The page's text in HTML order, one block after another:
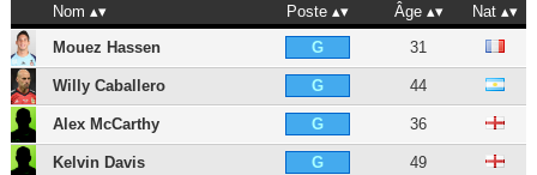
Nom Poste Âge
Nat
Mouez Hassen
G 31
Willy Caballero G 44
Alex McCarthy G 36
Kelvin Davis G 49